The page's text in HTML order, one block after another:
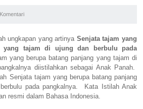
Komentari
ungkapan yang artinya Senjata tajam yang
yang tajam di ujung dan berbulu pada
yang berupa batang panjang yang tajam di
diistilahkan sebagai Anak Panah.
Senjata tajam yang berupa batang panjang
pada pangkalnya. Kata Istilah Anak
resmi dalam Bahasa Indonesia.